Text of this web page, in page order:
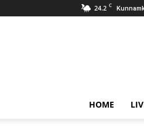
24.2 C
HOME